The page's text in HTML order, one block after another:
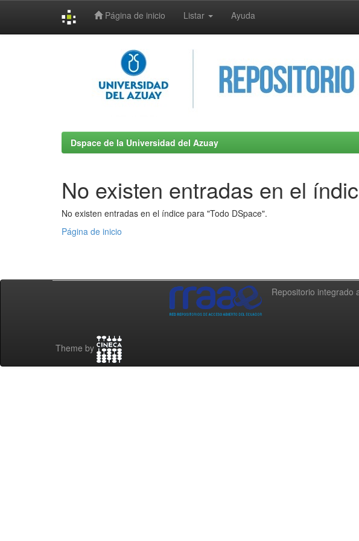
Página de inicio Listar Ayuda
Dspace de la Universidad del Azuay
No existen entradas en el
No existen entradas en el índice para "Todo DSpace".
Página de inicio
Repositorio integrado
Theme by